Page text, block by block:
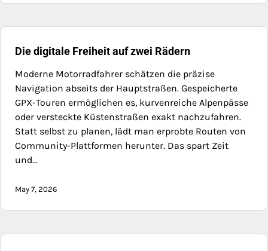
Die digitale Freiheit auf zwei Rädern
Moderne Motorradfahrer schätzen die präzise
Navigation abseits der Hauptstraßen. Gespeicherte
GPX-Touren ermöglichen es, kurvenreiche Alpenpässe
oder versteckte Küstenstraßen exakt nachzufahren.
Statt selbst zu planen, lädt man erprobte Routen von
Community-Plattformen herunter. Das spart Zeit
und…
May 7, 2026